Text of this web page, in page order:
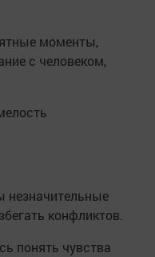
моменты,
с человеком,
незначительные
конфликтов.
понять чувства